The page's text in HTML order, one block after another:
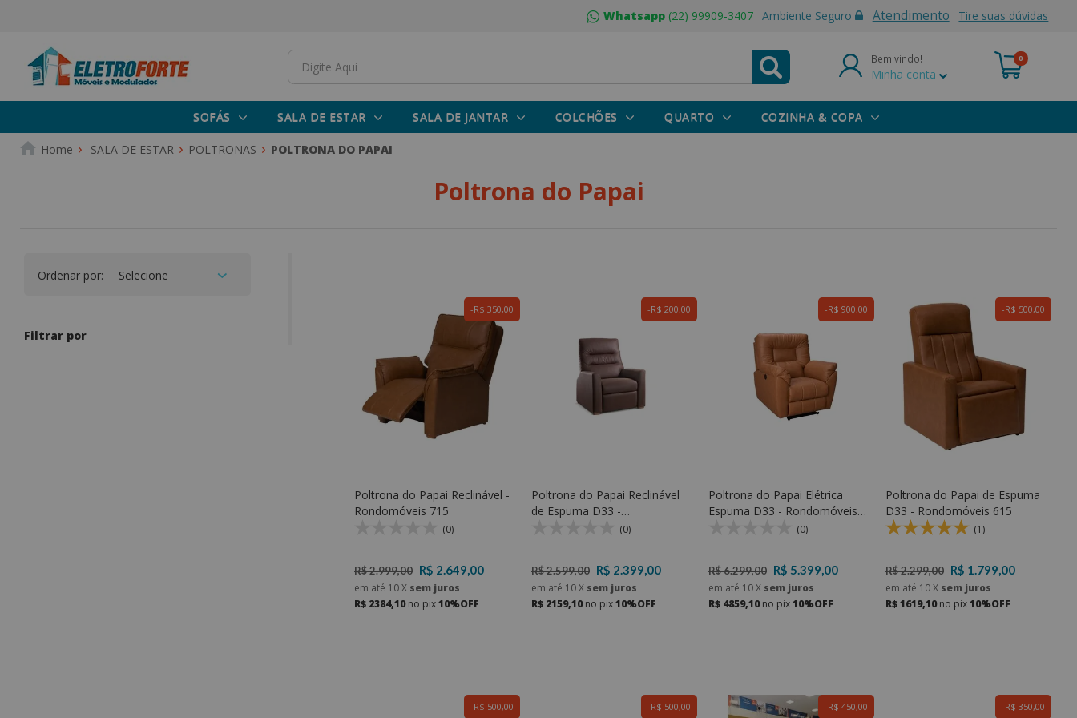
Whatsapp(22) 99909-3407 Ambiente Seguro Atendimento Tire suas dúvidas
Bem vindo!
Minha conta
0
SOFÁS SALA DE ESTAR SALA DE JANTAR COLCHÕES QUARTO COZINHA & COPA
SALA DE ESTAR POLTRONAS POLTRONA DO PAPAI
Poltrona do Papai
Ordenar por:
Filtrar por
R$ 350,00
Poltrona do Papai Reclinável -
Rondomóveis 715
(0)
R$ 2.999,00 R$ 2.649,00
em até 10X sem juros
R$ 2384,10no pix10%OFF
R$ 200,00
Poltrona do Papai Reclinável
de Espuma D33 -
Rondomóveis 759(0)
R$ 2.599,00 R$ 2.399,00
em até 10X sem juros
R$ 2159,10no pix10%OFF
R$ 900,00
Poltrona do Papai Elétrica
Espuma D33 - Rondomóveis
(0)
R$ 6.299,00 R$ 5.399,00
em até 10X sem juros
R$ 4859,10no pix10%OFF
R$ 500,00
Poltrona do Papai de Espuma
D33 - Rondomóveis 615
(1)
R$ 2.299,00 R$ 1.799,00
em até 10X sem juros
R$ 1619,10no pix10%OFF
R$ 500,00 R$ 500,00 R$ 450,00 R$ 350,00